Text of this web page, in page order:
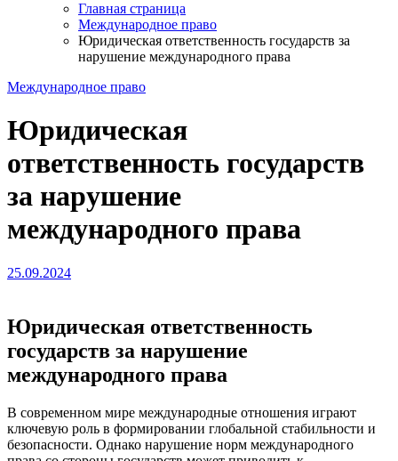
Главная страница
Международное право
Юридическая ответственность государств за
нарушение международного права
Международное право
Юридическая
ответственность государств
за нарушение
международного права
25.09.2024
Юридическая ответственность
государств за нарушение
международного права
В современном мире международные отношения играют
ключевую роль в формировании глобальной стабильности и
безопасности. Однако нарушение норм международного